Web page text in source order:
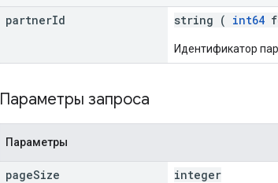
partnerId string ( int64
Идентификатор
Параметры запроса
Параметры
pageSize integer